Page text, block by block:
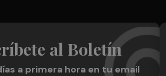
al Boletín
a primera hora en tu email